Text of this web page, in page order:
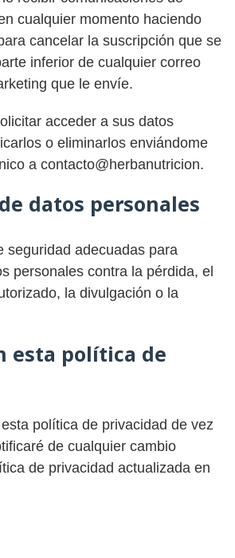
cualquier momento haciendo
cancelar la suscripción que se
inferior de cualquier correo
que le envíe.
acceder a sus datos
o eliminarlos enviándome
a contacto@herbanutricion.
datos personales
seguridad adecuadas para
personales contra la pérdida, el
la divulgación o la
esta política de
política de privacidad de vez
de cualquier cambio
de privacidad actualizada en